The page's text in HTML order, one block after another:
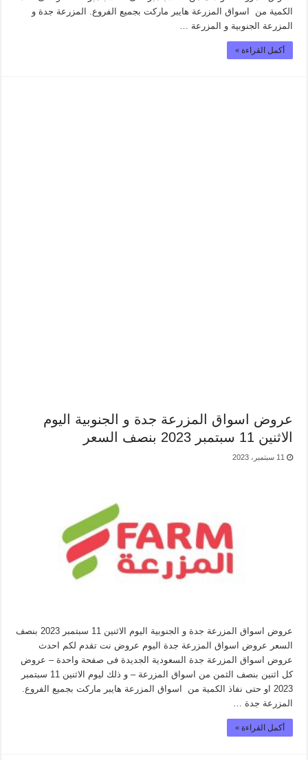
الكمية من اسواق المزرعة هايبر ماركت بجميع الفروع. المزرعة جدة و
المزرعة الجنوبية و المزرعة …
أكمل القراءة »
عروض اسواق المزرعة جدة و الجنوبية اليوم
الاثنين 11 سبتمبر 2023 بنصف السعر
11 سبتمبر، 2023
عروض اسواق المزرعة جدة و الجنوبية اليوم الاثنين 11 سبتمبر 2023 بنصف
السعر عروض اسواق المزرعة جدة اليوم عروض نت تقدم لكم احدث
عروض اسواق المزرعة جدة السعودية الجديدة فى صفحة واحدة – عروض
كل اثنين بنصف الثمن من اسواق المزرعة – و ذلك ليوم الاثنين 11 سبتمبر
2023 او حتى نفاذ الكمية من اسواق المزرعة هايبر ماركت بجميع الفروع.
المزرعة جدة …
أكمل القراءة »